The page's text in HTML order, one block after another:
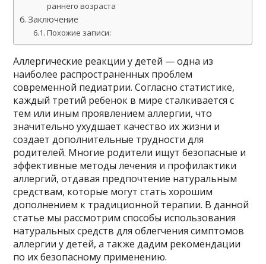
раннего возраста
Заключение
Похожие записи:
Аллергические реакции у детей — одна из
наиболее распространенных проблем
современной педиатрии. Согласно статистике,
каждый третий ребенок в мире сталкивается с
тем или иным проявлением аллергии, что
значительно ухудшает качество их жизни и
создает дополнительные трудности для
родителей. Многие родители ищут безопасные и
эффективные методы лечения и профилактики
аллергий, отдавая предпочтение натуральным
средствам, которые могут стать хорошим
дополнением к традиционной терапии. В данной
статье мы рассмотрим способы использования
натуральных средств для облегчения симптомов
аллергии у детей, а также дадим рекомендации
по их безопасному применению.